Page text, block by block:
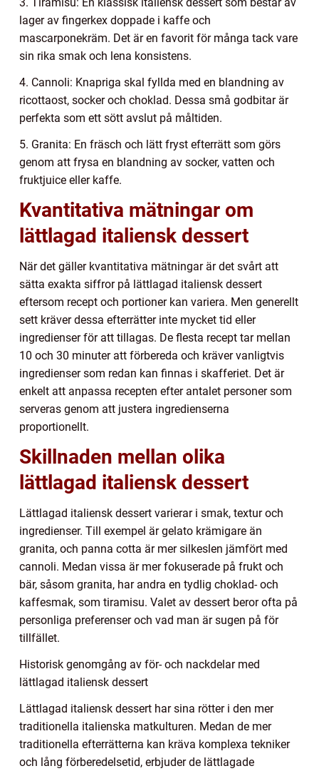
lager av fingerkex doppade i kaffe och
mascarponekräm. Det är en favorit för många tack vare
sin rika smak och lena konsistens.
4. Cannoli: Knapriga skal fyllda med en blandning av
ricottaost, socker och choklad. Dessa små godbitar är
perfekta som ett sött avslut på måltiden.
5. Granita: En fräsch och lätt fryst efterrätt som görs
genom att frysa en blandning av socker, vatten och
fruktjuice eller kaffe.
Kvantitativa mätningar om
lättlagad italiensk dessert
När det gäller kvantitativa mätningar är det svårt att
sätta exakta siffror på lättlagad italiensk dessert
eftersom recept och portioner kan variera. Men generellt
sett kräver dessa efterrätter inte mycket tid eller
ingredienser för att tillagas. De flesta recept tar mellan
10 och 30 minuter att förbereda och kräver vanligtvis
ingredienser som redan kan finnas i skafferiet. Det är
enkelt att anpassa recepten efter antalet personer som
serveras genom att justera ingredienserna
proportionellt.
Skillnaden mellan olika
lättlagad italiensk dessert
Lättlagad italiensk dessert varierar i smak, textur och
ingredienser. Till exempel är gelato krämigare än
granita, och panna cotta är mer silkeslen jämfört med
cannoli. Medan vissa är mer fokuserade på frukt och
bär, såsom granita, har andra en tydlig choklad- och
kaffesmak, som tiramisu. Valet av dessert beror ofta på
personliga preferenser och vad man är sugen på för
tillfället.
Historisk genomgång av för- och nackdelar med
lättlagad italiensk dessert
Lättlagad italiensk dessert har sina rötter i den mer
traditionella italienska matkulturen. Medan de mer
traditionella efterrätterna kan kräva komplexa tekniker
och lång förberedelsetid, erbjuder de lättlagade